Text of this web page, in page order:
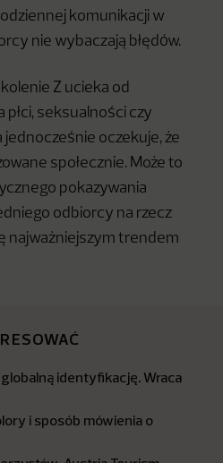
komunikacji w
nie wybaczają błędów.
Z ucieka od
płci, seksualności czy
oczekuje, że
społecznie. Może to
pokazywania
odbiorcy na rzecz
najważniejszym trendem
identyfikację. Wraca
i sposób mówienia o